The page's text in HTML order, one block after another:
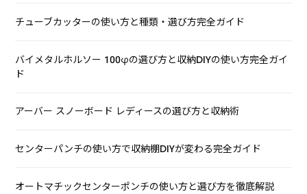
チューブカッターの使い方と種類・選び方完全ガイド
バイメタルホルソー 100φの選び方と収納DIYの使い方完全ガイ
ド
アーバー スノーボード レディースの選び方と収納術
センターパンチの使い方で収納棚DIYが変わる完全ガイド
オートマチックセンターポンチの使い方と選び方を徹底解説